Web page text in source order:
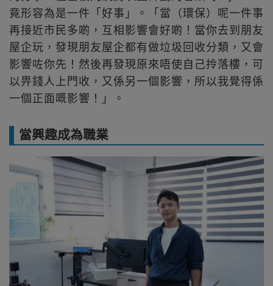
竟形容為是一件「好事」。「當（環保）呢一件事
再接近市民多啲，互相影響會好啲！當你去到朋友
屋企玩，發現朋友屋企都有做垃圾回收分類，又會
影響咗你先！然後再發現原來唔使自己拎落樓，可
以畀錢人上門收，又係另一個影響，所以我覺得係
一個正面嘅影響！」。
當興趣成為職業